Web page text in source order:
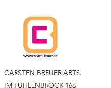
CARSTEN BREUER ARTS.
IM FUHLENBROCK 168